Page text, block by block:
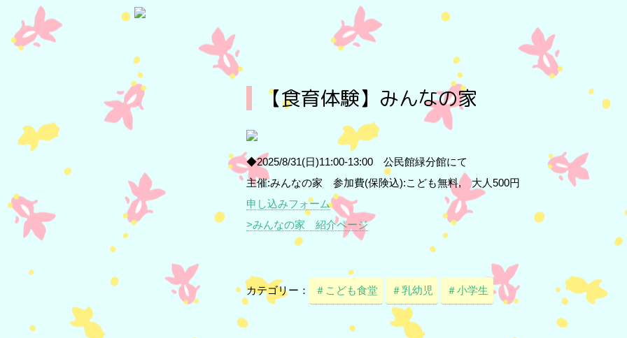
【食育体験】みんなの家
◆2025/8/31(日)11:00-13:00 公民館緑分館にて
主催:みんなの家 参加費(保険込):こども無料, 大人500円
申し込みフォーム
>みんなの家 紹介ページ
カテゴリー： ＃こども食堂 ＃乳幼児 ＃小学生